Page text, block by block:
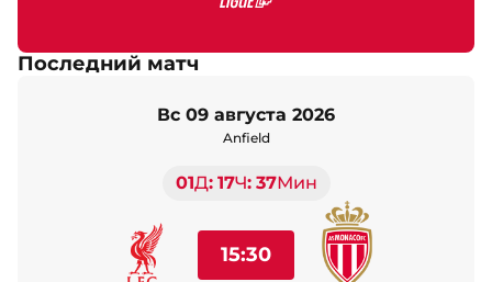
Последний матч
вс 09 августа 2026
Anfield
01Д 17Ч 37Мин
15:30